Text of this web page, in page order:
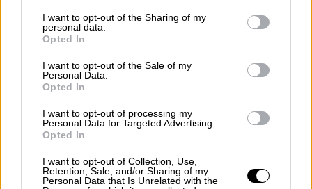
not limited to your visit or usage behaviour. You may click to
grant or deny consent to Google and its third-party tags to
use your data for below specified purposes in below Google
consent section.
I want to opt-out of the Sharing of my
personal data.
Opted In
I want to opt-out of the Sale of my
Personal Data.
Opted In
I want to opt-out of processing my
Personal Data for Targeted Advertising.
Opted In
I want to opt-out of Collection, Use,
Retention, Sale, and/or Sharing of my
Personal Data that Is Unrelated with the
κυβέρνηση αποδέσμευσε κατεπειγόντως
βοήθεια10 δισεκατομμυρίων πέσος
εκατ. ευρώ).
Εκκενώθηκε μονάδα νεογνών
https://twitter.com/fire24rescue/status/18980
58934218621239
Σε τηλεοπτικά πλάνα από την πόλη